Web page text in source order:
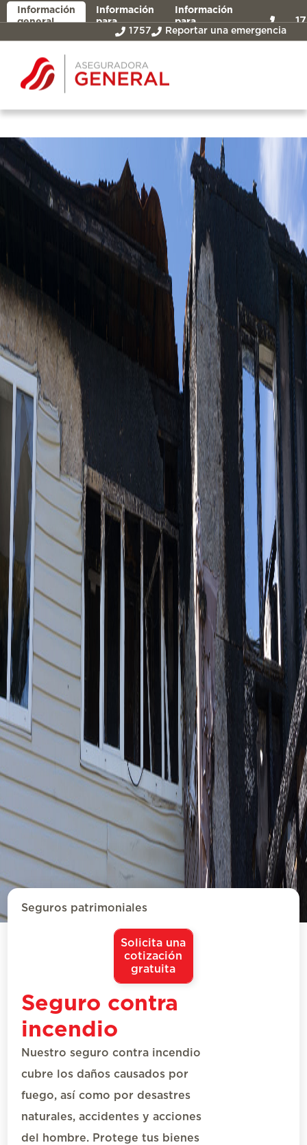
Información
general
Información
para
asegurados
Información
para
intermediarios
1757 Reportar una emergencia
Seguros patrimoniales
Seguro contra
incendio
Nuestroseguro contra incendio
cubre los daños causados por
fuego, así como pordesastres
naturales, accidentes y acciones
del hombre. Protege tus bienes
Solicita una
cotización
gratuita